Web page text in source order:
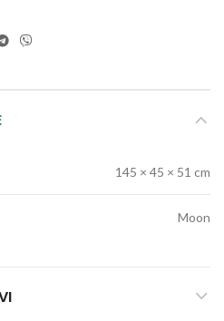
145 × 45 × 51 cm
Moon